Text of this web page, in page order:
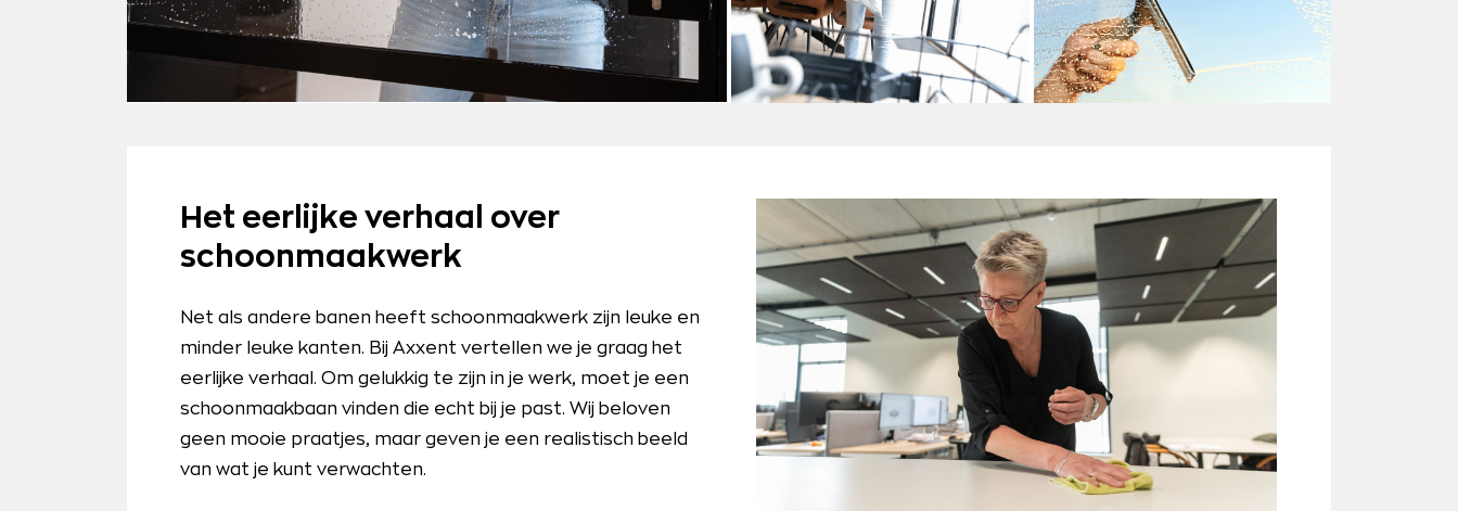
Het eerlijke verhaal over
schoonmaakwerk
Net als andere banen heeft schoonmaakwerk zijn leuke en
minder leuke kanten. Bij Axxent vertellen we je graag het
eerlijke verhaal. Om gelukkig te zijn in je werk, moet je een
schoonmaakbaan vinden die echt bij je past. Wij beloven
geen mooie praatjes, maar geven je een realistisch beeld
van wat je kunt verwachten.